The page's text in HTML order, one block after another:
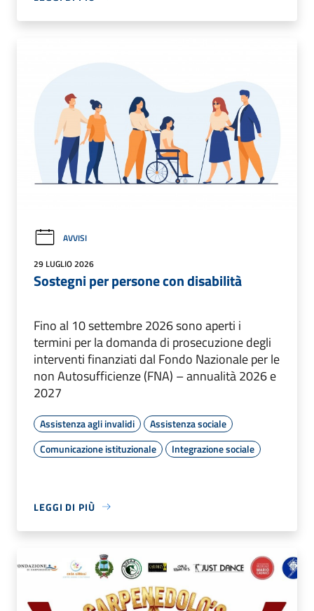
AVVISI
29 LUGLIO 2026
Sostegni per persone con disabilità
Fino al 10 settembre 2026 sono aperti i
termini per la domanda di prosecuzione degli
interventi finanziati dal Fondo Nazionale per le
non Autosufficienze (FNA) – annualità 2026 e
2027
Assistenza agli invalidi
Assistenza sociale
Comunicazione istituzionale
Integrazione sociale
LEGGI DI PIÙ